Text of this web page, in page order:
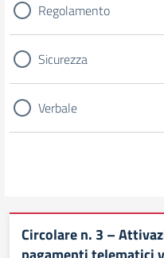
Regolamento
Sicurezza
Verbale
Circolare n. 3 –